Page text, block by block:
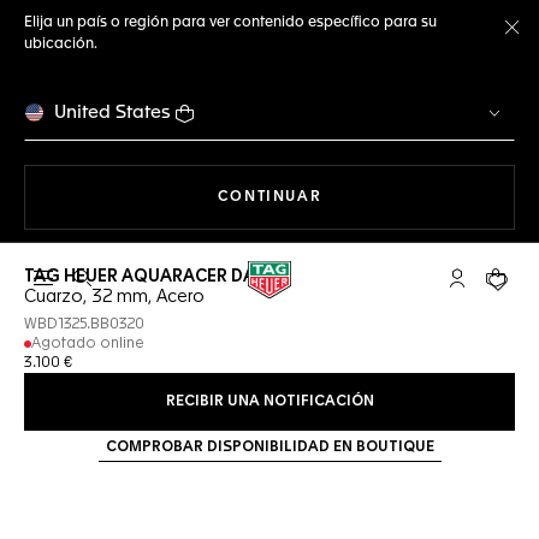
Elija un país o región para ver contenido específico para su
ubicación.
United States
CONTINUAR
Abrir el menú de búsqueda Cuenta Mi
Su
TAG HEUER AQUARACER DATE
Cuarzo, 32 mm, Acero
WBD1325.BB0320
Agotado online
3.100 €
RECIBIR UNA NOTIFICACIÓN
COMPROBAR DISPONIBILIDAD EN BOUTIQUE